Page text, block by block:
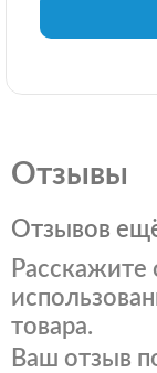
Отзывы
Отзывов
Расскажите
товара.
Ваш отзыв